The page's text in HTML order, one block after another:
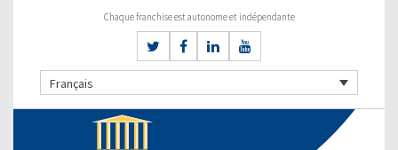
Chaque franchise est autonome et indépendante
Français